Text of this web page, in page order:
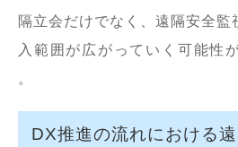
隔立会だけでなく、遠隔安全監
入範囲が広がっていく可能性
。
DX推進の流れにおける